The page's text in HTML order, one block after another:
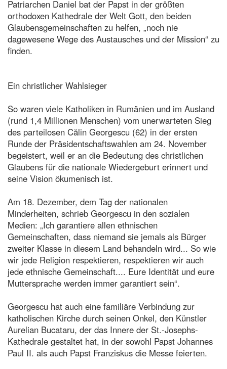
Patriarchen Daniel bat der Papst in der größten
orthodoxen Kathedrale der Welt Gott, den beiden
Glaubensgemeinschaften zu helfen, „noch nie
dagewesene Wege des Austausches und der Mission“ zu
finden.
Ein christlicher Wahlsieger
So waren viele Katholiken in Rumänien und im Ausland
(rund 1,4 Millionen Menschen) vom unerwarteten Sieg
des parteilosen Călin Georgescu (62) in der ersten
Runde der Präsidentschaftswahlen am 24. November
begeistert, weil er an die Bedeutung des christlichen
Glaubens für die nationale Wiedergeburt erinnert und
seine Vision ökumenisch ist.
Am 18. Dezember, dem Tag der nationalen
Minderheiten, schrieb Georgescu in den sozialen
Medien: „Ich garantiere allen ethnischen
Gemeinschaften, dass niemand sie jemals als Bürger
zweiter Klasse in diesem Land behandeln wird... So wie
wir jede Religion respektieren, respektieren wir auch
jede ethnische Gemeinschaft.... Eure Identität und eure
Muttersprache werden immer garantiert sein“.
Georgescu hat auch eine familiäre Verbindung zur
katholischen Kirche durch seinen Onkel, den Künstler
Aurelian Bucataru, der das Innere der St.-Josephs-
Kathedrale gestaltet hat, in der sowohl Papst Johannes
Paul II. als auch Papst Franziskus die Messe feierten.